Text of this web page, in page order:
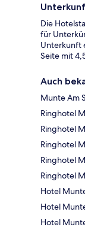
Die
für
Unterkunft
Seite mit
Auch
Munte Am
Ringhotel
Ringhotel
Ringhotel
Ringhotel
Ringhotel
Hotel
Hotel
Hotel